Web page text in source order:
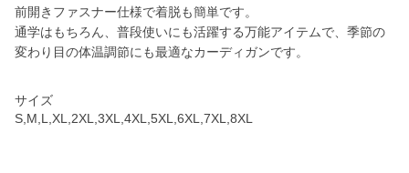
前開きファスナー仕様で着脱も簡単です。
通学はもちろん、普段使いにも活躍する万能アイテムで、季節の
変わり目の体温調節にも最適なカーディガンです。
サイズ
S,M,L,XL,2XL,3XL,4XL,5XL,6XL,7XL,8XL